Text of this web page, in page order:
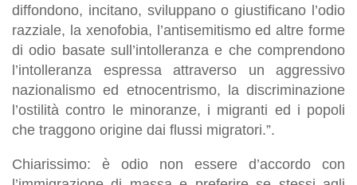
diffondono, incitano, sviluppano o giustificano l’odio
razziale, la xenofobia, l’antisemitismo ed altre forme
di odio basate sull’intolleranza e che comprendono
l’intolleranza espressa attraverso un aggressivo
nazionalismo ed etnocentrismo, la discriminazione
l’ostilità contro le minoranze, i migranti ed i popoli
che traggono origine dai flussi migratori.”.
Chiarissimo: è odio non essere d’accordo con